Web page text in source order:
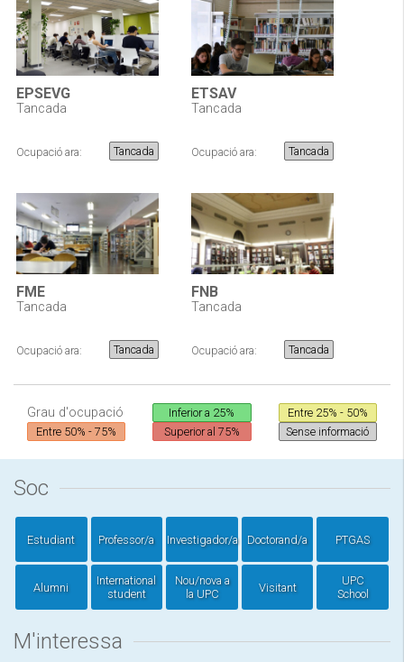
EPSEVG
Tancada
Ocupació ara: Tancada
ETSAV
Tancada
Ocupació ara: Tancada
FME
Tancada
Ocupació ara: Tancada
FNB
Tancada
Ocupació ara: Tancada
Grau d'ocupació Inferior a 25%
Entre 25% - 50%
Entre 50% - 75%
Superior al 75% Sense informació
Soc
Estudiant Professor/a Investigador/a Doctorand/a PTGAS
Alumni
International
student
Nou/nova a
la UPC
Visitant
UPC
School
M'interessa